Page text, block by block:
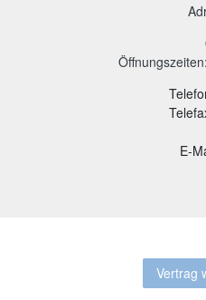
Öffnungszeiten:
E-
Vertrag